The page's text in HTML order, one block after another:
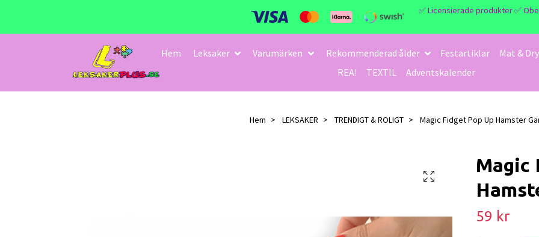
✅ Licensierade produkter ✅
Hem Leksaker Varumärken Rekommenderad ålder Festartiklar
Mat &
REA!
TEXTIL Adventskalender
Hem LEKSAKER TRENDIGT & ROLIGT Magic Fidget Pop Up Hamster
Magic
59 kr